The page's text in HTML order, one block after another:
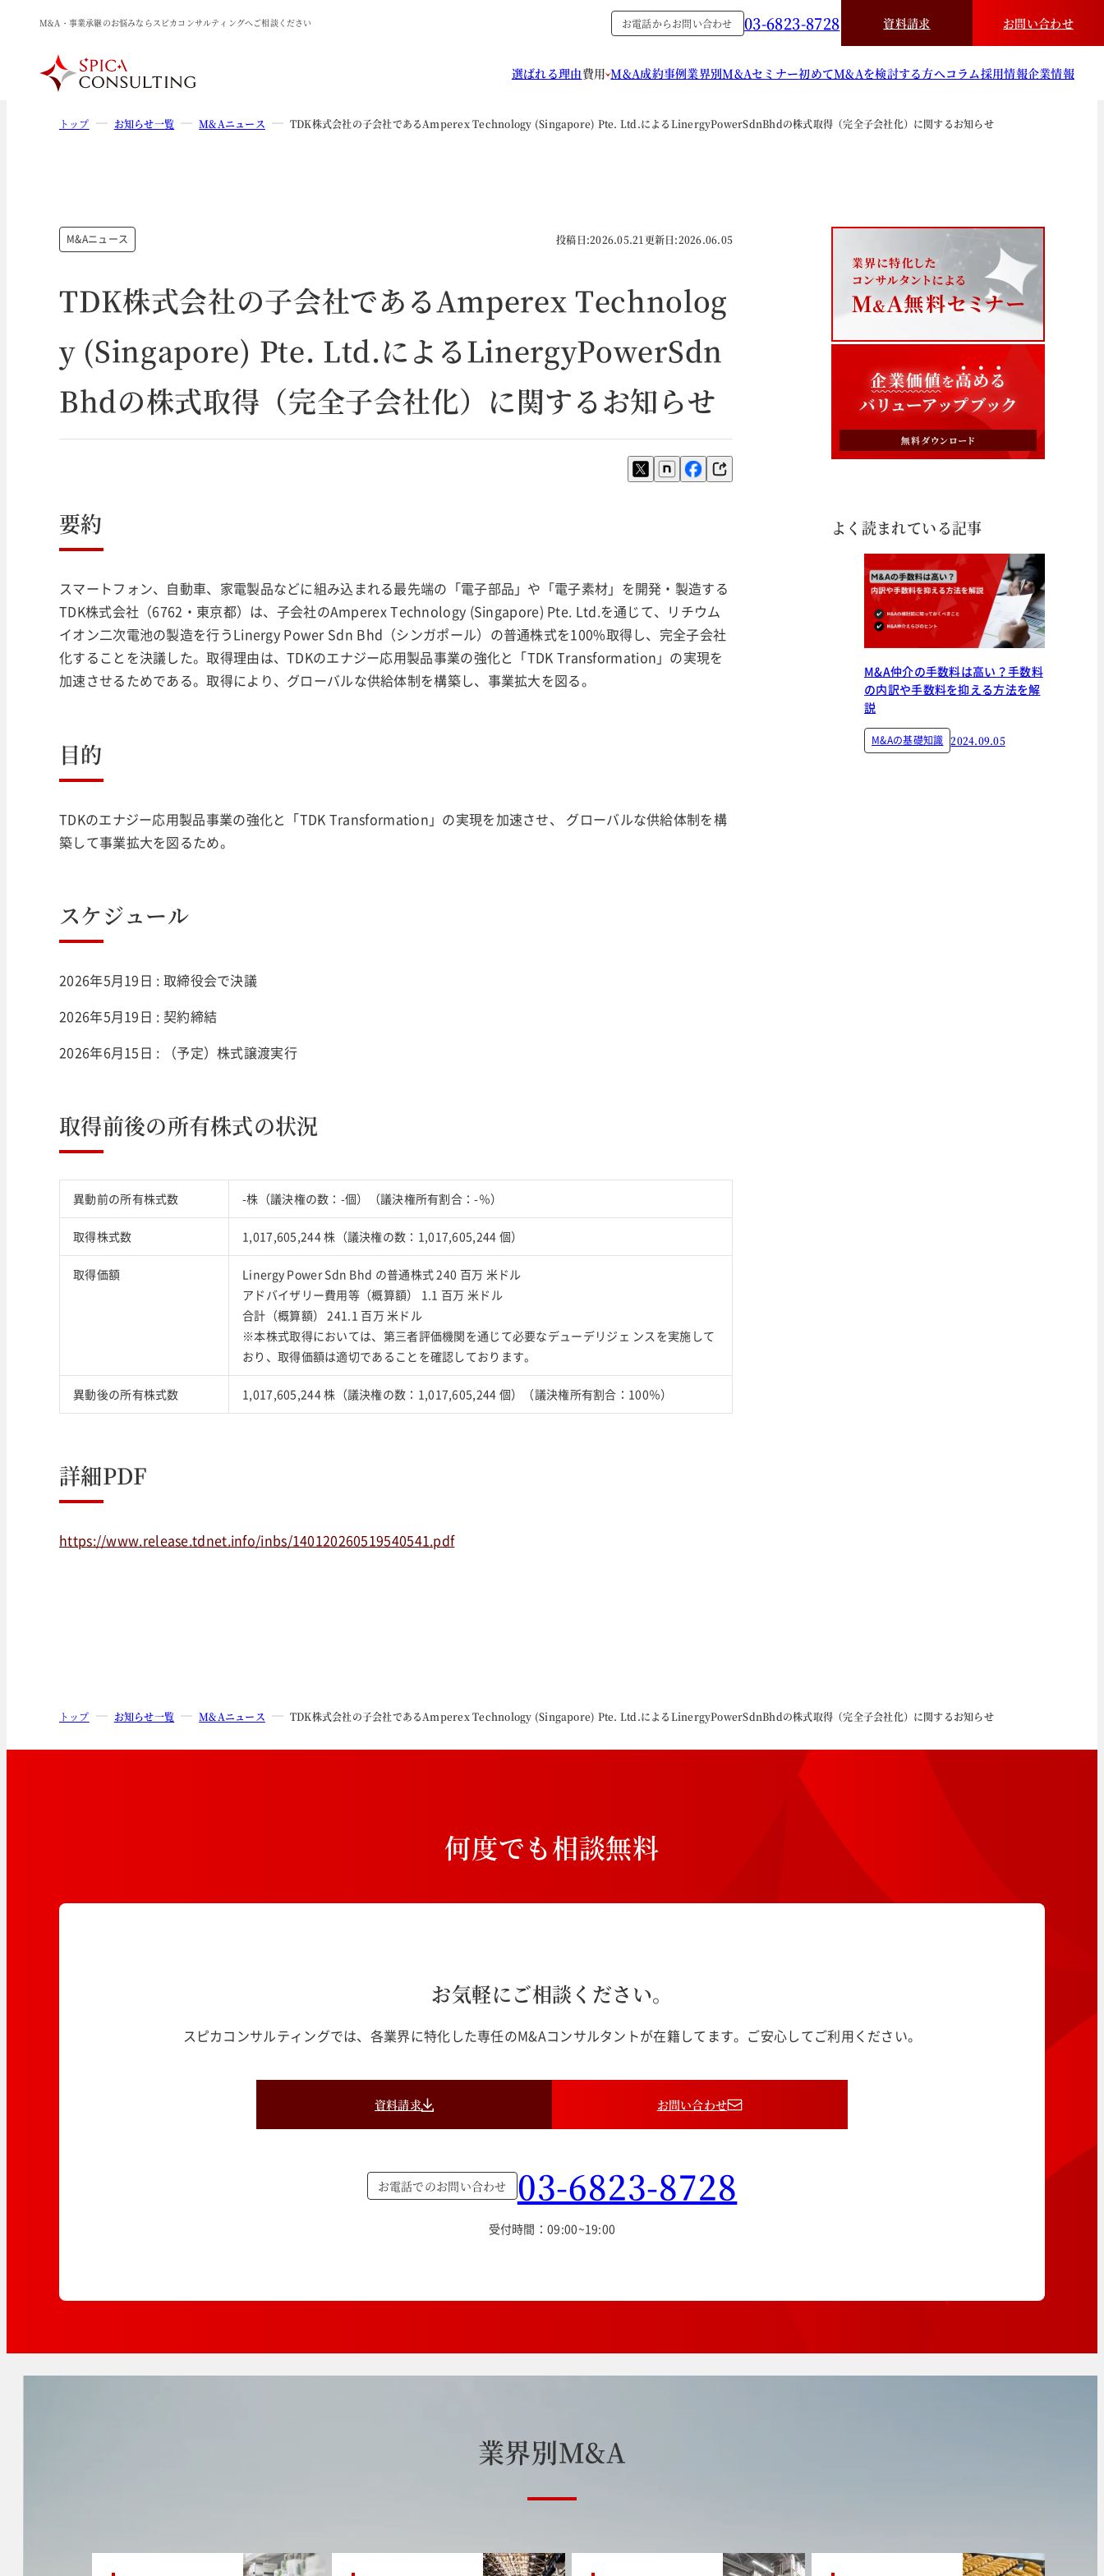
M&A・事業承継のお悩みならスピカコンサルティングへご相談ください お電話からお問い合わせ 03-6823-8728 資料請求 お問い合わせ
選ばれる理由費用 M&A成約事例業界別M&Aセミナー初めてM&Aを検討する方へコラム採用情報企業情報
トップ お知らせ一覧 M&Aニュース TDK株式会社の子会社であるAmperex Technology (Singapore) Pte. Ltd.によるLinergyPowerSdnBhdの株式取得（完全子会社化）に関するお知らせ
M&Aニュース 投稿日:2026.05.21 更新日:2026.06.05
TDK株式会社の子会社であるAmperex Technolog
y (Singapore) Pte. Ltd.によるLinergyPowerSdn
Bhdの株式取得（完全子会社化）に関するお知らせ
要約
スマートフォン、自動車、家電製品などに組み込まれる最先端の「電子部品」や「電子素材」を開発・製造する
TDK株式会社（6762・東京都）は、子会社のAmperex Technology (Singapore) Pte. Ltd.を通じて、リチウム
イオン二次電池の製造を行うLinergy Power Sdn Bhd（シンガポール）の普通株式を100%取得し、完全子会社
化することを決議した。取得理由は、TDKのエナジー応用製品事業の強化と「TDK Transformation」の実現を
加速させるためである。取得により、グローバルな供給体制を構築し、事業拡大を図る。
目的
TDKのエナジー応用製品事業の強化と「TDK Transformation」の実現を加速させ、 グローバルな供給体制を構
築して事業拡大を図るため。
スケジュール
2026年5月19日 : 取締役会で決議
2026年5月19日 : 契約締結
2026年6月15日 : （予定）株式譲渡実行
取得前後の所有株式の状況
異動前の所有株式数 -株（議決権の数：-個）（議決権所有割合：-％）
取得株式数 1,017,605,244 株（議決権の数：1,017,605,244 個）
取得価額
Linergy Power Sdn Bhd の普通株式 240 百万 米ドル
アドバイザリー費用等（概算額） 1.1 百万 米ドル
合計（概算額） 241.1 百万 米ドル
※本株式取得においては、第三者評価機関を通じて必要なデューデリジェ ンスを実施して
おり、取得価額は適切であることを確認しております。
異動後の所有株式数 1,017,605,244 株（議決権の数：1,017,605,244 個）（議決権所有割合：100％）
詳細PDF
https://www.release.tdnet.info/inbs/140120260519540541.pdf
よく読まれている記事
M&A仲介の手数料は高い？手数料
の内訳や手数料を抑える方法を解
説
M&Aの基礎知識 2024.09.05
トップ お知らせ一覧 M&Aニュース TDK株式会社の子会社であるAmperex Technology (Singapore) Pte. Ltd.によるLinergyPowerSdnBhdの株式取得（完全子会社化）に関するお知らせ
何度でも相談無料
お気軽にご相談ください。
スピカコンサルティングでは、各業界に特化した専任のM&Aコンサルタントが在籍してます。ご安心してご利用ください。
資料請求 お問い合わせ
お電話でのお問い合わせ 03-6823-8728
受付時間：09:00~19:00
業界別M&A